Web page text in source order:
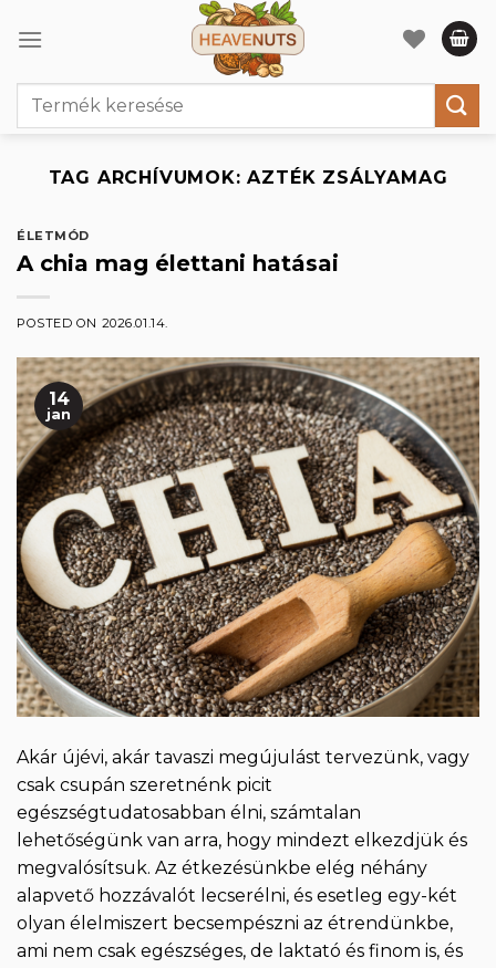
Keresés
TAG ARCHÍVUMOK:AZTÉK ZSÁLYAMAG
ÉLETMÓD
A chia mag élettani hatásai
POSTED ON 2026.01.14.
14
jan
Akár újévi, akár tavaszi megújulást tervezünk, vagy
csak csupán szeretnénk picit
egészségtudatosabban élni, számtalan
lehetőségünk van arra, hogy mindezt elkezdjük és
megvalósítsuk. Az étkezésünkbe elég néhány
alapvető hozzávalót lecserélni, és esetleg egy-két
olyan élelmiszert becsempészni az étrendünkbe,
ami nem csak egészséges, de laktató és finom is, és